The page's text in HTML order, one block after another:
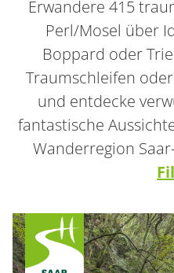
Erwandere 415
Perl/Mosel über
Boppard oder
Traumschleifen
und entdecke
fantastische
Wanderregion
Container